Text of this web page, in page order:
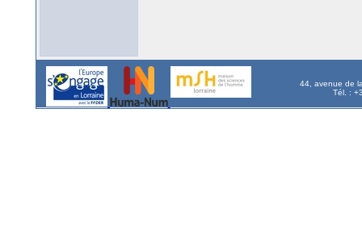
44, avenue de
Tél. :